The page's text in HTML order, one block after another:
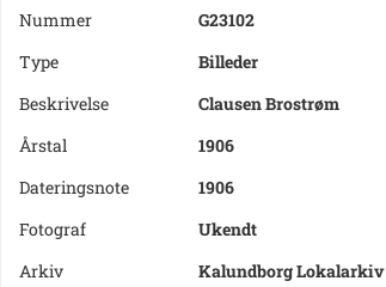
Nummer
G23102
Type
Billeder
Beskrivelse
Clausen Brostrøm
Årstal
1906
Dateringsnote
1906
Fotograf
Ukendt
Arkiv
Kalundborg Lokalarkiv